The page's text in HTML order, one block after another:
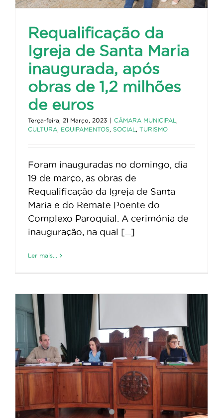
Requalificação da
Igreja de Santa Maria
inaugurada, após
obras de 1,2 milhões
de euros
Terça-feira, 21 Março, 2023 CÂMARA MUNICIPAL ,
CULTURA, EQUIPAMENTOS, SOCIAL , TURISMO
Foram inauguradas no domingo, dia
19 de março, as obras de
Requalificação da Igreja de Santa
Maria e do Remate Poente do
Complexo Paroquial. A cerimónia de
inauguração, na qual [...]
Ler mais...